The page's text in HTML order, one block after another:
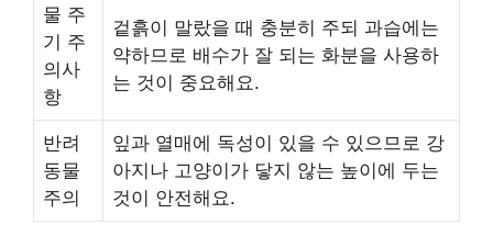
물 주
기 주
의사
항
겉흙이 말랐을 때 충분히 주되 과습에는
약하므로 배수가 잘 되는 화분을 사용하
는 것이 중요해요.
반려
동물
주의
잎과 열매에 독성이 있을 수 있으므로 강
아지나 고양이가 닿지 않는 높이에 두는
것이 안전해요.